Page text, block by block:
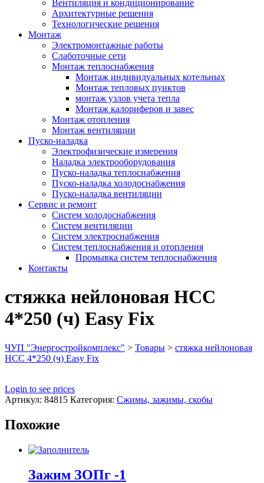
Вентиляция и кондиционирование
Архитектурные решения
Технологические решения
Монтаж
Электромонтажные работы
Слаботочные сети
Монтаж теплоснабжения
Монтаж индивидуальных котельных
Монтаж тепловых пунктов
монтаж узлов учета тепла
Монтаж калориферов и завес
Монтаж отопления
Монтаж вентиляции
Пуско-наладка
Электрофизические измерения
Наладка электрооборудования
Пуско-наладка теплоснабжения
Пуско-наладка холодоснабжения
Пуско-наладка вентиляции
Сервис и ремонт
Систем холодоснабжения
Систем вентиляции
Систем электроснабжения
Систем теплоснабжения и отопления
Промывка систем теплоснабжения
Контакты
стяжка нейлоновая НСС
4*250 (ч) Easy Fix
ЧУП "Энергостройкомплекс" > Товары > стяжка нейлоновая
НСС 4*250 (ч) Easy Fix
Login to see prices
Артикул: 84815 Категория: Сжимы, зажимы, скобы
Похожие
Зажим ЗОПг -1